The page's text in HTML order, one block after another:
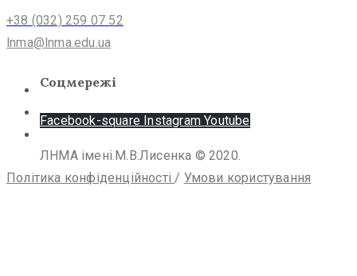
+38 (032) 259 07 52
lnma@lnma.edu.ua
Соцмережі
Facebook-square Instagram Youtube
ЛНМА імені.М.В.Лисенка © 2020.
Політика конфіденційності/ Умови користування